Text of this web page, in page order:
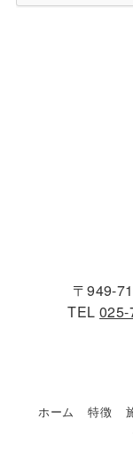
〒949-
TEL025-
ホーム 特徴